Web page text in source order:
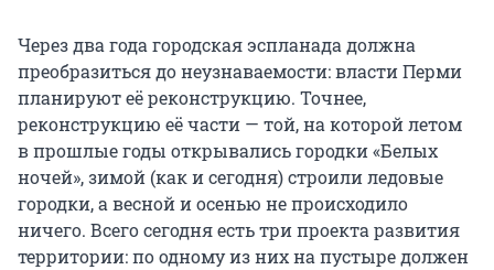
Через два года городская эспланада должна
преобразиться до неузнаваемости: власти Перми
планируют её реконструкцию. Точнее,
реконструкцию её части — той, на которой летом
в прошлые годы открывались городки «Белых
ночей», зимой (как и сегодня) строили ледовые
городки, а весной и осенью не происходило
ничего. Всего сегодня есть три проекта развития
территории: по одному из них на пустыре должен